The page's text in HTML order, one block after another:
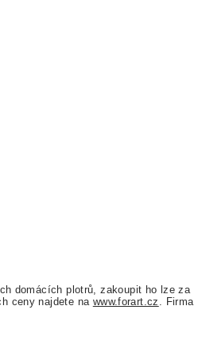
domácích plotrů, zakoupit ho lze za
ceny najdete na www.forart.cz . Firma